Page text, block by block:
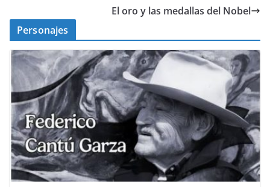
El oro y las medallas del Nobel
Personajes